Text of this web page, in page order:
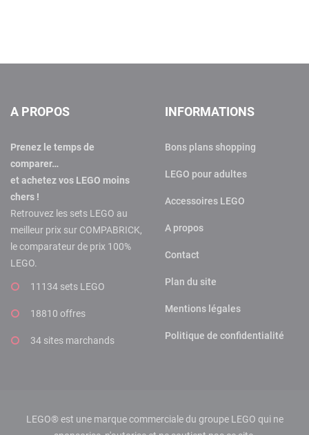
A PROPOS
Prenez le temps de
comparer…
et achetez vos LEGO moins
chers !
Retrouvez les sets LEGO au
meilleur prix sur COMPABRICK,
le comparateur de prix 100%
LEGO.
11134 sets LEGO
18810 offres
34 sites marchands
INFORMATIONS
Bons plans shopping
LEGO pour adultes
Accessoires LEGO
A propos
Contact
Plan du site
Mentions légales
Politique de confidentialité
LEGO® est une marque commerciale du groupe LEGO qui ne